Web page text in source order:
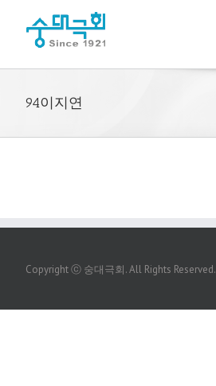
94이지연
Copyright ⓒ 숭대극회. All Rights Reserved.